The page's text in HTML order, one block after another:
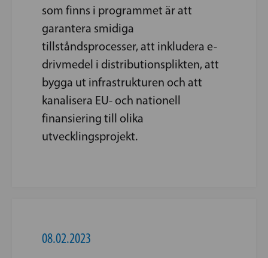
som finns i programmet är att
garantera smidiga
tillståndsprocesser, att inkludera e-
drivmedel i distributionsplikten, att
bygga ut infrastrukturen och att
kanalisera EU- och nationell
finansiering till olika
utvecklingsprojekt.
08.02.2023